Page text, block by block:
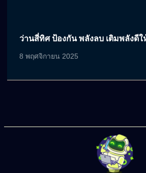
ว่านสี่ทิศ ป้องกัน พลังลบ เติมพลังดีใ
8 พฤศจิกายน 2025